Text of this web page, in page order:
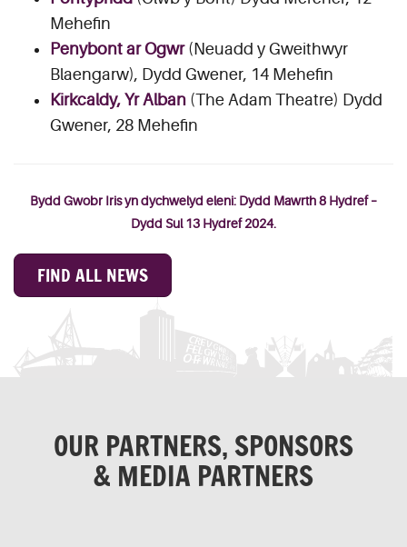
Mehefin
Penybont ar Ogwr(Neuadd y Gweithwyr
Blaengarw), Dydd Gwener, 14 Mehefin
Kirkcaldy, Yr Alban (The Adam Theatre) Dydd
Gwener, 28 Mehefin
Bydd Gwobr Iris yn dychwelyd eleni: Dydd Mawrth 8 Hydref –
Dydd Sul 13 Hydref 2024.
FIND ALL NEWS
OUR PARTNERS, SPONSORS
& MEDIA PARTNERS